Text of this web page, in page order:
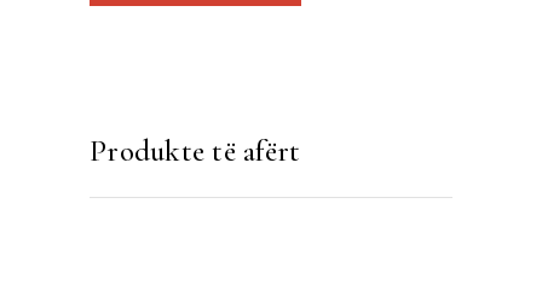
Produkte të afërt